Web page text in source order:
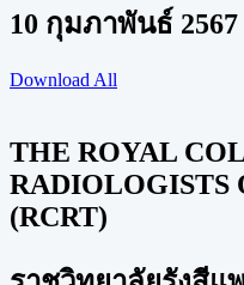
10 กุมภาพันธ์ 2567
Download All
THE ROYAL
RADIOLOGISTS
(RCRT)